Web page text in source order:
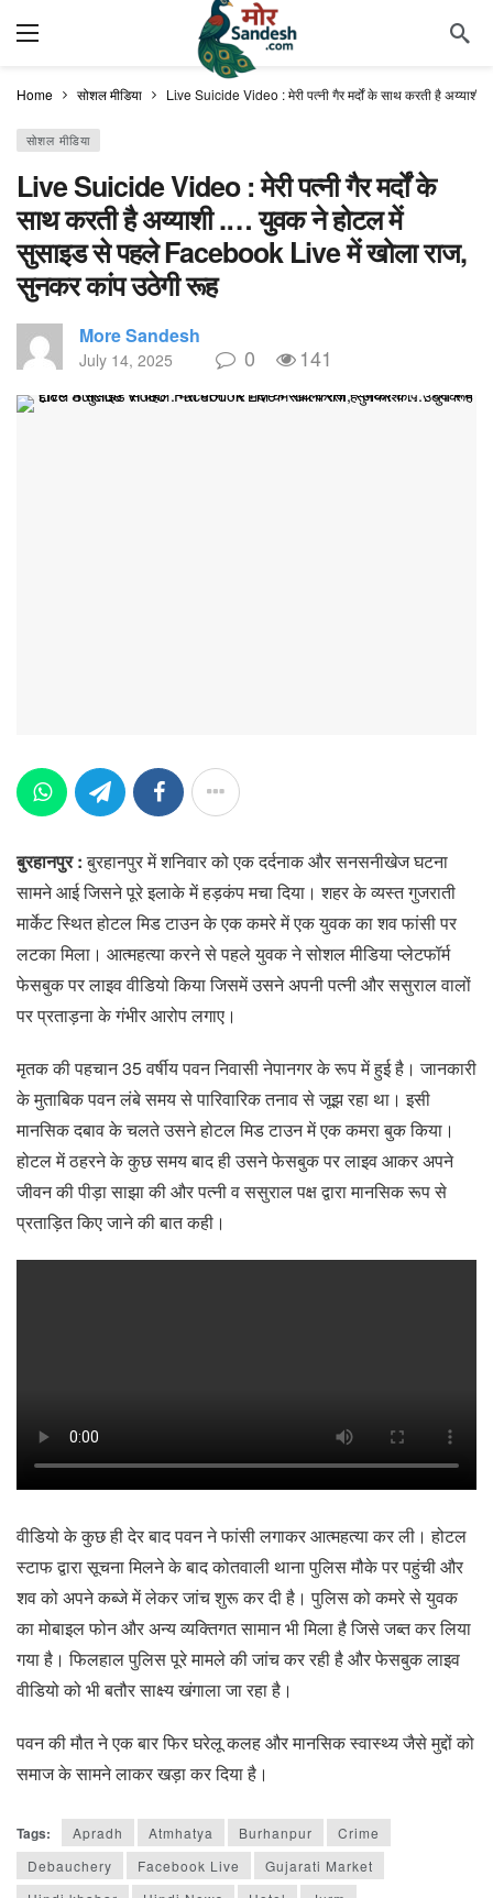
Home सोशल मीडिया Live Suicide Video : मेरी पत्नी गैर मर्दों के साथ करती है
सोशल मीडिया
Live Suicide Video : मेरी पत्नी गैर मर्दों के
साथ करती है अय्याशी .… युवक ने होटल में
सुसाइड से पहले Facebook Live में खोला राज,
सुनकर कांप उठेगी रूह
More Sandesh
July 14, 2025 0 141
बुरहानपुर :बुरहानपुर में शनिवार को एक दर्दनाक और सनसनीखेज घटना
सामने आई जिसने पूरे इलाके में हड़कंप मचा दिया। शहर के व्यस्त गुजराती
मार्केट स्थित होटल मिड टाउन के एक कमरे में एक युवक का शव फांसी पर
लटका मिला। आत्महत्या करने से पहले युवक ने सोशल मीडिया प्लेटफॉर्म
फेसबुक पर लाइव वीडियो किया जिसमें उसने अपनी पत्नी और ससुराल वालों
पर प्रताड़ना के गंभीर आरोप लगाए।
मृतक की पहचान 35 वर्षीय पवन निवासी नेपानगर के रूप में हुई है। जानकारी
के मुताबिक पवन लंबे समय से पारिवारिक तनाव से जूझ रहा था। इसी
मानसिक दबाव के चलते उसने होटल मिड टाउन में एक कमरा बुक किया।
होटल में ठहरने के कुछ समय बाद ही उसने फेसबुक पर लाइव आकर अपने
जीवन की पीड़ा साझा की और पत्नी व ससुराल पक्ष द्वारा मानसिक रूप से
प्रताड़ित किए जाने की बात कही।
वीडियो के कुछ ही देर बाद पवन ने फांसी लगाकर आत्महत्या कर ली। होटल
स्टाफ द्वारा सूचना मिलने के बाद कोतवाली थाना पुलिस मौके पर पहुंची और
शव को अपने कब्जे में लेकर जांच शुरू कर दी है। पुलिस को कमरे से युवक
का मोबाइल फोन और अन्य व्यक्तिगत सामान भी मिला है जिसे जब्त कर लिया
गया है। फिलहाल पुलिस पूरे मामले की जांच कर रही है और फेसबुक लाइव
वीडियो को भी बतौर साक्ष्य खंगाला जा रहा है।
पवन की मौत ने एक बार फिर घरेलू कलह और मानसिक स्वास्थ्य जैसे मुद्दों को
समाज के सामने लाकर खड़ा कर दिया है।
Tags: Apradh Atmhatya Burhanpur
Crime
Debauchery
Facebook Live
Gujarati Market